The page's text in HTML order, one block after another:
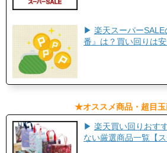
▶ 楽天スーパー
番』は？買い回りは
​★オススメ商品・超目
▶ 楽天買い回りおす
ない厳選商品一覧【ス